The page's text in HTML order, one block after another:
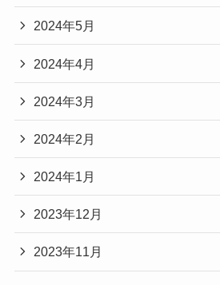
2024年5月
2024年4月
2024年3月
2024年2月
2024年1月
2023年12月
2023年11月